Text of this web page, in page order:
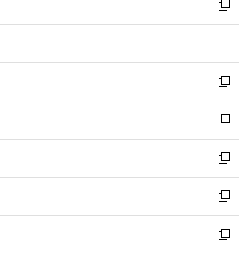
く
で
開
ド
ウ
開
く
ィ
ン
ウ
で
開
く
い
ウ
ン
ド
ウ
で
開
く
新
し
ウ
ィ
ン
ド
ウ
で
開
く
新
し
い
ウ
ィ
ン
ド
ウ
で
開
新
し
い
ウ
ィ
ン
ド
ウ
新
し
い
ウ
ィ
ン
新
し
い
ウ
新
し